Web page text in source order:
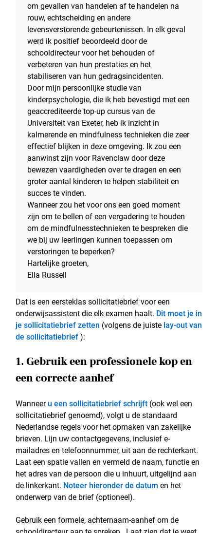
om gevallen van handelen af te handelen na
rouw, echtscheiding en andere
levensverstorende gebeurtenissen. In elk geval
werd ik positief beoordeeld door de
schooldirecteur voor het behouden of
verbeteren van hun prestaties en het
stabiliseren van hun gedragsincidenten.
Door mijn persoonlijke studie van
kinderpsychologie, die ik heb bevestigd met een
geaccrediteerde top-up cursus van de
Universiteit van Exeter, heb ik inzicht in
kalmerende en mindfulness technieken die zeer
effectief blijken in deze omgeving. Ik zou een
aanwinst zijn voor Ravenclaw door deze
bewezen vaardigheden over te dragen en een
groter aantal kinderen te helpen stabiliteit en
succes te vinden.
Wanneer zou het voor ons een goed moment
zijn om te bellen of een vergadering te houden
om de mindfulnesstechnieken te bespreken die
we bij uw leerlingen kunnen toepassen om
verstoringen te beperken?
Hartelijke groeten,
Ella Russell
Dat is een eersteklas sollicitatiebrief voor een
onderwijsassistent die elk examen haalt. Dit moet je in
je sollicitatiebrief zetten (volgens de juiste lay-out van
de sollicitatiebrief):
1. Gebruik een professionele kop en
een correcte aanhef
Wanneeru een sollicitatiebrief schrijft (ook wel een
sollicitatiebrief genoemd), volgt u de standaard
Nederlandse regels voor het opmaken van zakelijke
brieven. Lijn uw contactgegevens, inclusief e-
mailadres en telefoonnummer, uit aan de rechterkant.
Laat een spatie vallen en vermeld de naam, functie en
het adres van de persoon die u inhuurt, uitgelijnd aan
de linkerkant. Noteer hieronder de datum en het
onderwerp van de brief (optioneel).
Gebruik een formele, achternaam-aanhef om de